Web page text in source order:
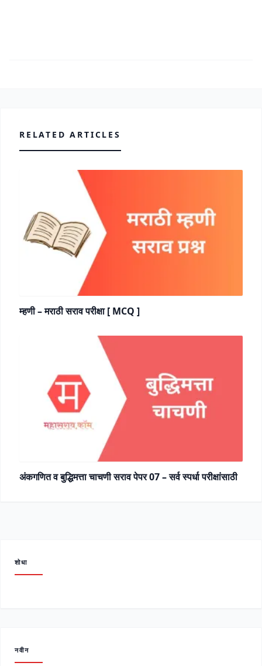
RELATED ARTICLES
म्हणी – मराठी सराव परीक्षा [ MCQ ]
अंकगणित व बुद्धिमत्ता चाचणी सराव पेपर 07 – सर्व स्पर्धा परीक्षांसाठी
शोधा
नवीन